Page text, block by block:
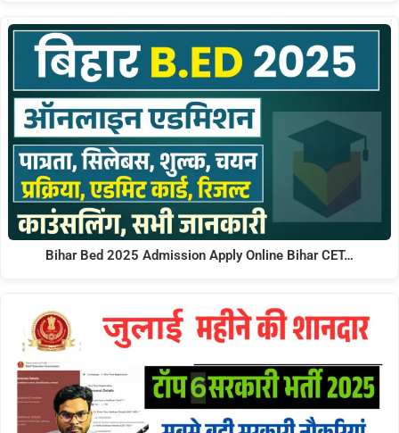
Bihar Bed 2025 Admission Apply Online Bihar CET…